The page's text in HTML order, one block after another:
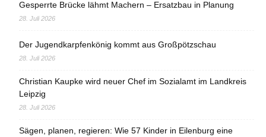
Gesperrte Brücke lähmt Machern – Ersatzbau in Planung
28. Juli 2026
Der Jugendkarpfenkönig kommt aus Großpötzschau
28. Juli 2026
Christian Kaupke wird neuer Chef im Sozialamt im Landkreis
Leipzig
28. Juli 2026
Sägen, planen, regieren: Wie 57 Kinder in Eilenburg eine